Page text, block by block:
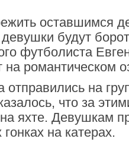
оставшимся
будут
футболиста
романтическом
на
что за
яхте. Девушкам
на катерах.